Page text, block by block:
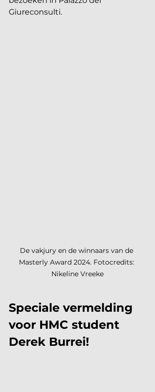
Giureconsulti.
De vakjury en de winnaars van de
Masterly Award 2024. Fotocredits:
Nikeline Vreeke
Speciale vermelding
voor HMC student
Derek Burrei!